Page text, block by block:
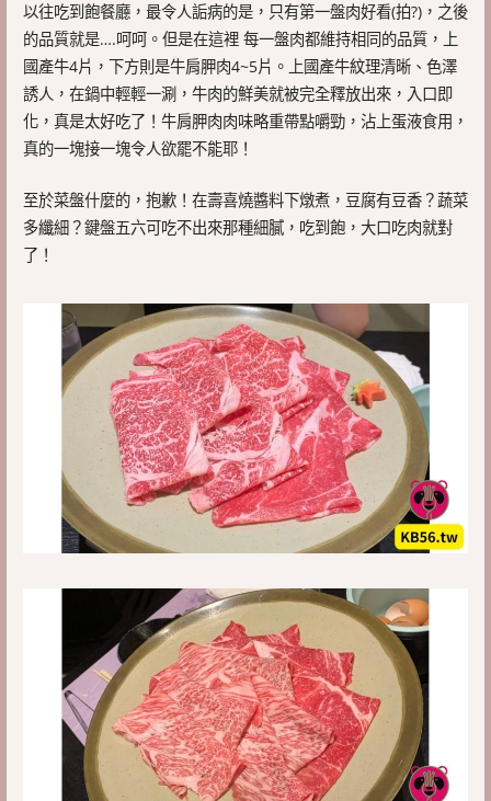
以往吃到飽餐廳，最令人詬病的是，只有第一盤肉好看(拍?)，之後
的品質就是….呵呵。但是在這裡 每一盤肉都維持相同的品質，上
國產牛4片，下方則是牛肩胛肉4~5片。上國產牛紋理清晰、色澤
誘人，在鍋中輕輕一涮，牛肉的鮮美就被完全釋放出來，入口即
化，真是太好吃了！牛肩胛肉肉味略重帶點嚼勁，沾上蛋液食用，
真的一塊接一塊令人欲罷不能耶！
至於菜盤什麼的，抱歉！在壽喜燒醬料下燉煮，豆腐有豆香？蔬菜
多纖細？鍵盤五六可吃不出來那種細膩，吃到飽，大口吃肉就對
了！